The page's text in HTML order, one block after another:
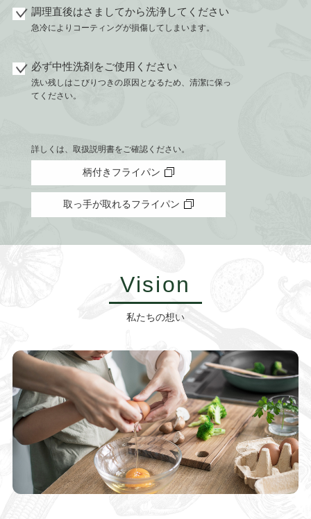
調理直後はさましてから洗浄してください
急冷によりコーティングが損傷してしまいます。
必ず中性洗剤をご使用ください
洗い残しはこびりつきの原因となるため、清潔に保っ
てください。
詳しくは、取扱説明書をご確認ください。
柄付きフライパン
取っ手が取れるフライパン
Vision
私たちの想い